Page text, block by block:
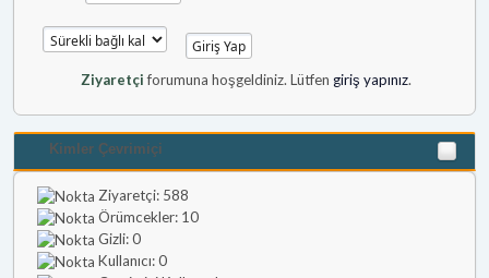
Ziyaretçiforumuna hoşgeldiniz. Lütfen giriş yapınız.
Kimler Çevrimiçi
Ziyaretçi: 588
Örümcekler: 10
Gizli: 0
Kullanıcı: 0